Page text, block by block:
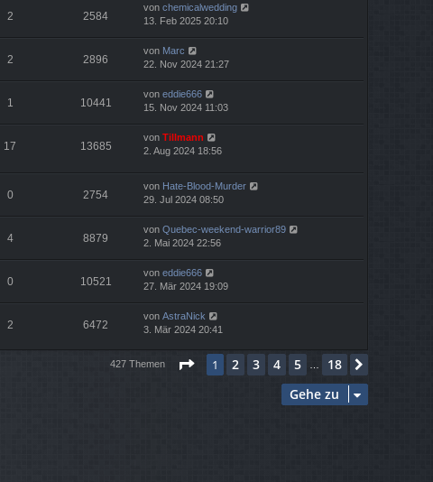
2 2584
von chemicalwedding
13. Feb 2025 20:10
2 2896
von Marc
22. Nov 2024 21:27
1 10441
von eddie666
15. Nov 2024 11:03
17 13685
von Tillmann
2. Aug 2024 18:56
0 2754
von Hate-Blood-Murder
29. Jul 2024 08:50
4 8879
von Quebec-weekend-warrior89
2. Mai 2024 22:56
0 10521
von eddie666
27. Mär 2024 19:09
2 6472
von AstraNick
3. Mär 2024 20:41
427 Themen Seite 1von 18
1 2 3 4 5 18
Gehe zu